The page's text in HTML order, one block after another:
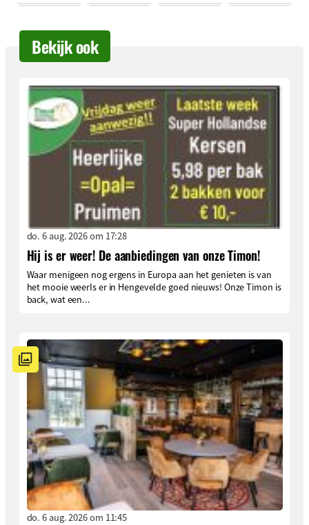
Bekijk ook
do. 6 aug. 2026 om 17:28
Hij is er weer! De aanbiedingen van onze Timon!
Waar menigeen nog ergens in Europa aan het genieten is van
het mooie weerIs er in Hengevelde goed nieuws! Onze Timon is
back, wat een...
do. 6 aug. 2026 om 11:45